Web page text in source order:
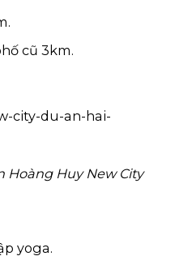
cũ 3km.
Hoàng Huy New City
yoga.